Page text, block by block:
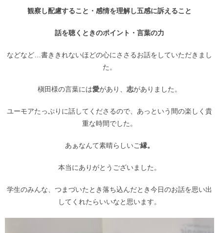
観察し配慮すること・感情を理解し五感に訴えること
話を聴くときのポイント・言葉の力
などなど…書ききれないほどの心にささるお話をしていただきまし
た。
槇田様の言葉には愛があり、 志がありました。
ユーモアたっぷりに話してくださるので、あっという間の楽しく貴
重な時間でした。
あぁなんて素晴らしいご縁。
本当にありがとうございました。
学生のみんな、つまづいたとき落ち込んだとき今日のお話を思い出
してくれたらいいなと思います。